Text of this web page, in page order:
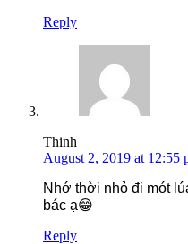
Reply
Thinh
August 2, 2019 at 12:55
Nhớ thời nhỏ đi mót
bác ạ😁
Reply